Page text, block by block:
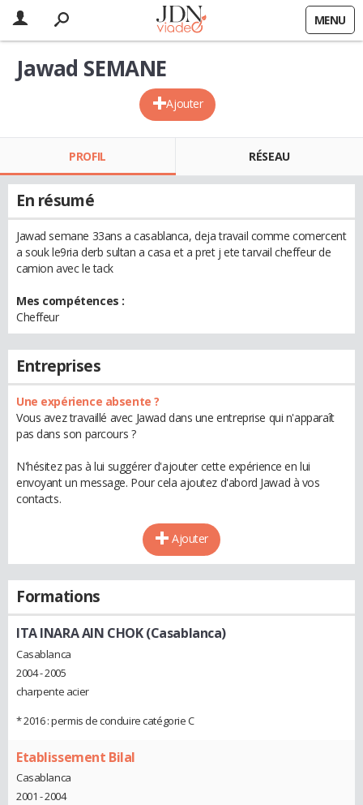
MENU
Ajouter
Jawad SEMANE
PROFIL RÉSEAU
En résumé
Jawad semane 33ans a casablanca, deja travail comme comercent
a souk le9ria derb sultan a casa et a pret j ete tarvail cheffeur de
camion avec le tack
Mes compétences :
Cheffeur
Entreprises
Une expérience absente ?
Vous avez travaillé avec Jawad dans une entreprise qui n'apparaît
pas dans son parcours ?
N'hésitez pas à lui suggérer d'ajouter cette expérience en lui
envoyant un message. Pour cela ajoutez d'abord Jawad à vos
contacts.
Ajouter
Formations
ITA INARA AIN CHOK (Casablanca)
Casablanca
2004 - 2005
charpente acier
* 2016 : permis de conduire catégorie C
Etablissement Bilal
Casablanca
2001 - 2004